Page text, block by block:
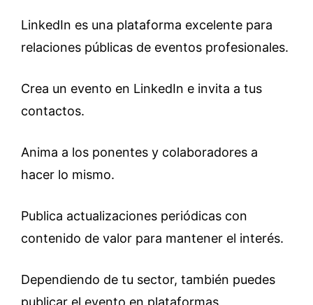
LinkedIn es una plataforma excelente para
relaciones públicas de eventos profesionales.
Crea un evento en LinkedIn e invita a tus
contactos.
Anima a los ponentes y colaboradores a
hacer lo mismo.
Publica actualizaciones periódicas con
contenido de valor para mantener el interés.
Dependiendo de tu sector, también puedes
publicar el evento en plataformas